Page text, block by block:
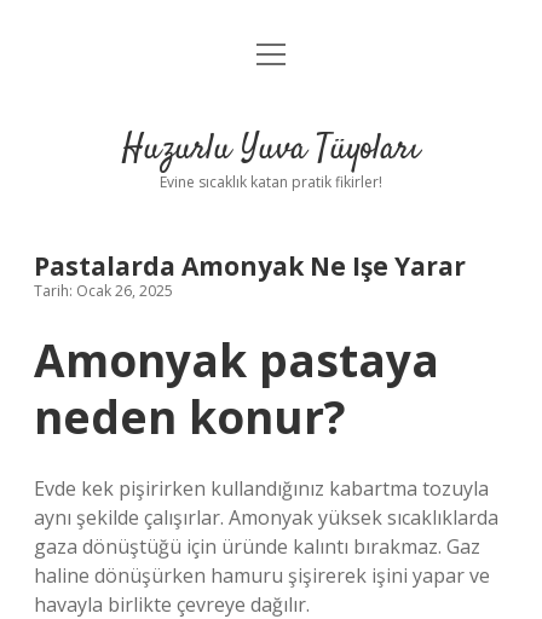
Anasayfa
Yasal Uyarı
menüyü
Huzurlu Yuva Tüyoları
Evine sıcaklık katan pratik fikirler!
Pastalarda Amonyak Ne Işe Yarar
Tarih: Ocak 26, 2025
Amonyak pastaya
neden konur?
Evde kek pişirirken kullandığınız kabartma tozuyla
aynı şekilde çalışırlar. Amonyak yüksek sıcaklıklarda
gaza dönüştüğü için üründe kalıntı bırakmaz. Gaz
haline dönüşürken hamuru şişirerek işini yapar ve
havayla birlikte çevreye dağılır.